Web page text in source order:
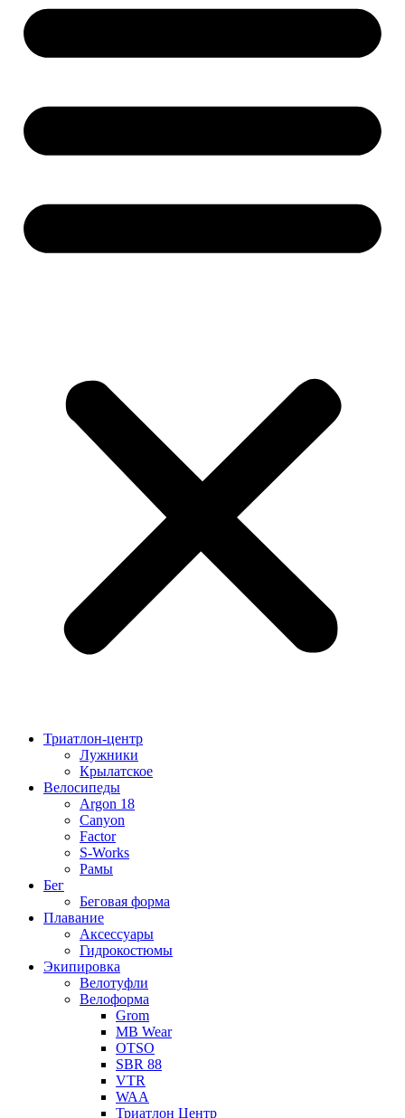
Триатлон-центр
Лужники
Крылатское
Велосипеды
Argon 18
Canyon
Factor
S-Works
Рамы
Бег
Беговая форма
Плавание
Аксессуары
Гидрокостюмы
Экипировка
Велотуфли
Велоформа
Grom
MB Wear
OTSO
SBR 88
VTR
WAA
Триатлон Центр